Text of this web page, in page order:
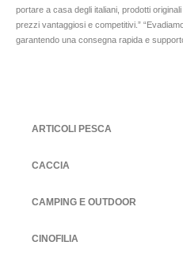
portare a casa degli italiani, prodotti
prezzi vantaggiosi e competitivi.”
garantendo una consegna rapida e
ARTICOLI PESCA
CACCIA
CAMPING E OUTDOOR
CINOFILIA